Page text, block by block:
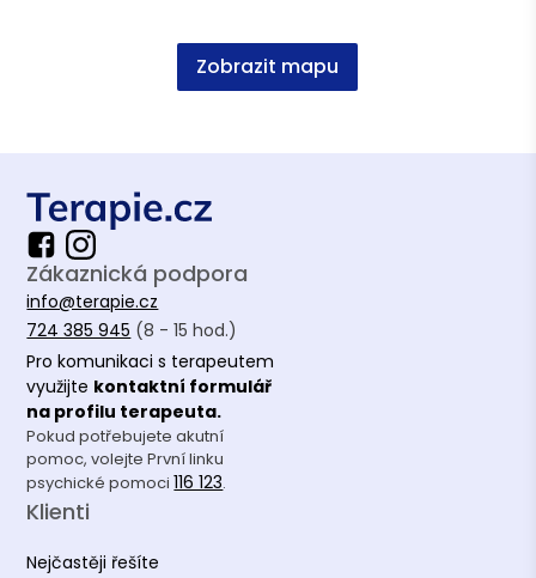
Zobrazit mapu
Zákaznická podpora
info@terapie.cz
724 385 945 (8 - 15 hod.)
Pro komunikaci s terapeutem
využijte kontaktní formulář
na profilu terapeuta.
Pokud potřebujete akutní
pomoc, volejte První linku
psychické pomoci116 123.
Klienti
Nejčastěji řešíte